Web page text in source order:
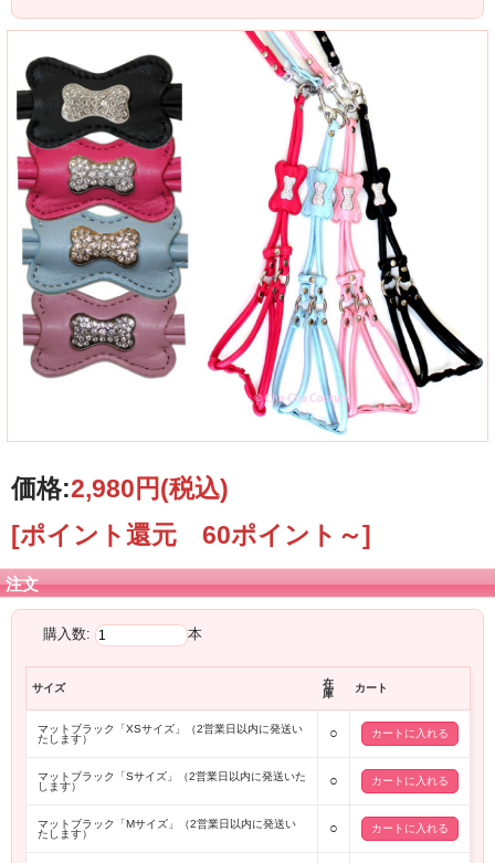
Cha-Cha Coutureによる犬用ハーネス、Step In Style Harness Bone Matte Black ス
テップ イン ボーン ハーネス マットブラック。
フェイクレザーによるハーネスと取り外し可能なリードがセットになった犬用ハ
ーネスセットです。
お色はマットブラック、サイズはXS、S、M、Lサイズをご用意いたしました。
Abby&AdelaにおけるCha-Cha Coutureの商品は全てCha-Cha Coutureより正規に
直輸入してご提供しておりますので、ご安心ください。
価格:2,980円(税込)
[ポイント還元 60ポイント～]
注文
購入数: 本
サイズ
在
庫
カート
マットブラック「XSサイズ」（2営業日以内に発送い
たします）
○
マットブラック「Sサイズ」（2営業日以内に発送いた
します）
○
マットブラック「Mサイズ」（2営業日以内に発送い
たします）
○